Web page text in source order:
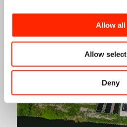
Allow all
Allow
Deny
CHI SIAMO